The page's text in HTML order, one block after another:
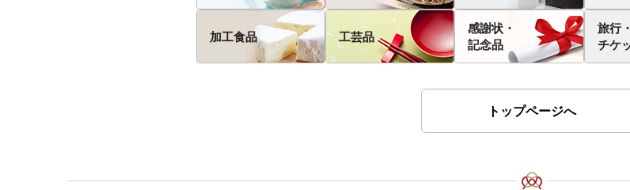
加工食品 工芸品
感謝状・
記念品
旅行・
チケ
トップページへ